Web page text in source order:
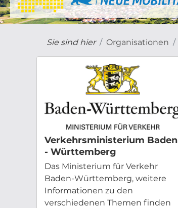
Sie sind hier Organisationen
Verkehrsministerium Baden
- Württemberg
Das Ministerium für Verkehr
Baden-Württemberg, weitere
Informationen zu den
verschiedenen Themen finden